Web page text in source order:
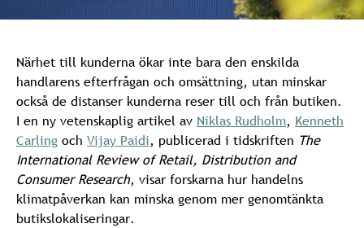
Närhet till kunderna ökar inte bara den enskilda
handlarens efterfrågan och omsättning, utan minskar
också de distanser kunderna reser till och från butiken.
I en ny vetenskaplig artikel av Niklas Rudholm, Kenneth
Carling och Vijay Paidi, publicerad i tidskriften The
International Review of Retail, Distribution and
Consumer Research, visar forskarna hur handelns
klimatpåverkan kan minska genom mer genomtänkta
butikslokaliseringar.